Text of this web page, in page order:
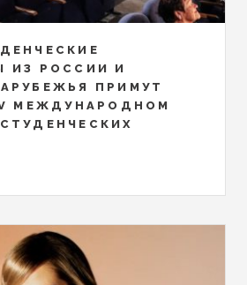
ИЗ РОССИИ И
ПРИМУТ
МЕЖДУНАРОДНОМ